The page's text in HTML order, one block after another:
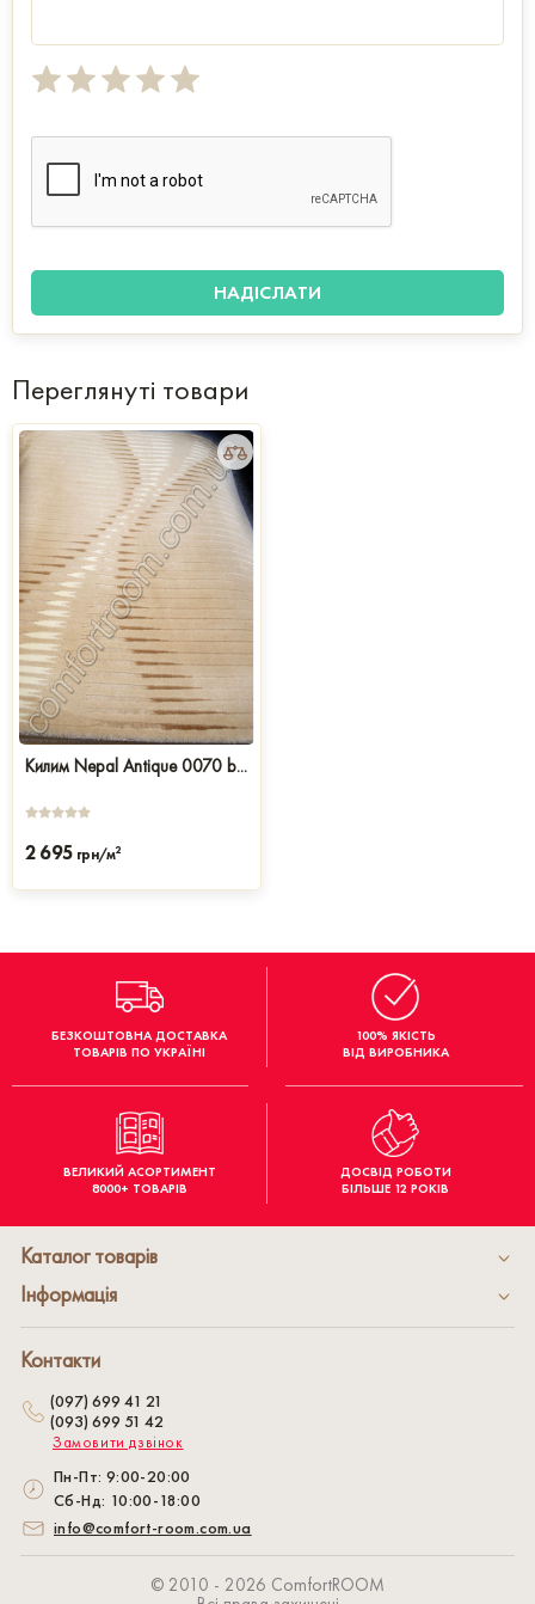
Переглянуті товари
Килим Nepal Antique 0070 b...
2 695 грн/м2
БЕЗКОШТОВНА ДОСТАВКА
ТОВАРІВ ПО УКРАЇНІ
100% ЯКІСТЬ
ВІД ВИРОБНИКА
ВЕЛИКИЙ АСОРТИМЕНТ
8000+ ТОВАРІВ
ДОСВІД РОБОТИ
БІЛЬШЕ 12 РОКІВ
© 2010 - 2026 СomfortROOM
Каталог товарів
Інформація
Контакти
(097) 699 41 21
(093) 699 51 42
Замовити дзвінок
Пн-Пт: 9:00-20:00
Сб-Нд: 10:00-18:00
info@comfort-room.com.ua